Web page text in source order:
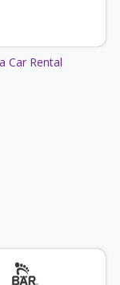
Car Rental